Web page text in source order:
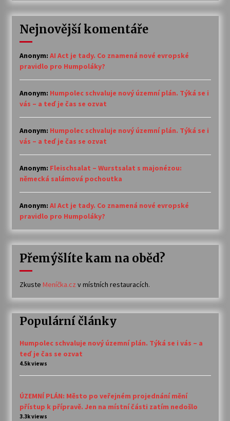
Nejnovější komentáře
Anonym: AI Act je tady. Co znamená nové evropské
pravidlo pro Humpoláky?
Anonym: Humpolec schvaluje nový územní plán. Týká se i
vás – a teď je čas se ozvat
Anonym: Humpolec schvaluje nový územní plán. Týká se i
vás – a teď je čas se ozvat
Anonym: Fleischsalat – Wurstsalat s majonézou:
německá salámová pochoutka
Anonym: AI Act je tady. Co znamená nové evropské
pravidlo pro Humpoláky?
Přemýšlíte kam na oběd?
Zkuste Meníčka.cz v místních restauracích.
Populární články
Humpolec schvaluje nový územní plán. Týká se i vás – a
teď je čas se ozvat
4.5k views
ÚZEMNÍ PLÁN: Město po veřejném projednání mění
přístup k přípravě. Jen na místní části zatím nedošlo
3.3k views